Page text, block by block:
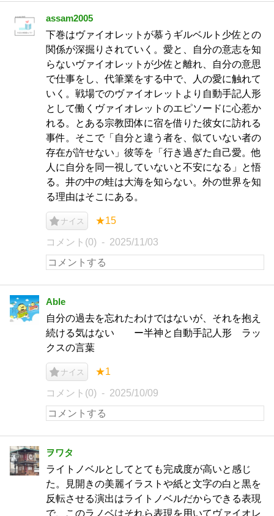
assam2005
下巻はヴァイオレットが慕うギルベルト少佐との
関係が深掘りされていく。愛と、自分の意志を知
らないヴァイオレットが少佐と離れ、自分の意思
で仕事をし、代筆業をする中で、人の愛に触れて
いく。戦場でのヴァイオレットより自動手記人形
として働くヴァイオレットのエピソードに心惹か
れる。とある宗教団体に宿を借りた彼女に訪れる
事件。そこで「自分と違う者を、似ていない者の
存在が許せない」彼等を「行き過ぎた自己愛。他
人に自分を同一視していないと不安になる」と悟
る。井の中の蛙は大海を知らない。外の世界を知
る理由はそこにある。
ナイス ★15
コメント(0) 2025/11/03
Able
自分の過去を忘れたわけではないが、それを抱え
続ける気はない ー半神と自動手記人形 ラッ
クスの言葉
ナイス ★1
コメント(0) 2025/10/09
ヲワタ
ライトノベルとしてとても完成度が高いと感じ
た。見開きの美麗イラストや紙と文字の白と黒を
反転させる演出はライトノベルだからできる表現
で、このラノベはそれら表現を用いてヴァイオレ